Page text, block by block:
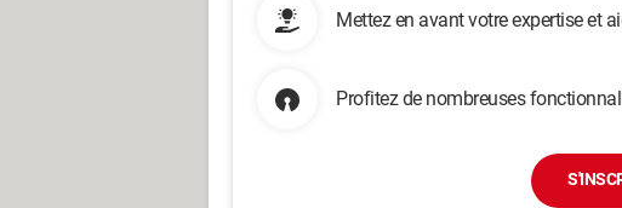
Mettez en avant votre expertise et
Profitez de nombreuses